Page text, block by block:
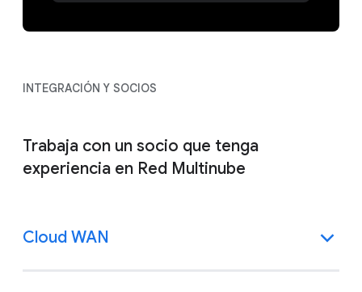
INTEGRACIÓN Y SOCIOS
Trabaja con un socio que tenga
experiencia en Red Multinube
Cloud WAN